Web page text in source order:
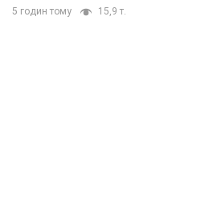
5 годин тому 15,9 т.